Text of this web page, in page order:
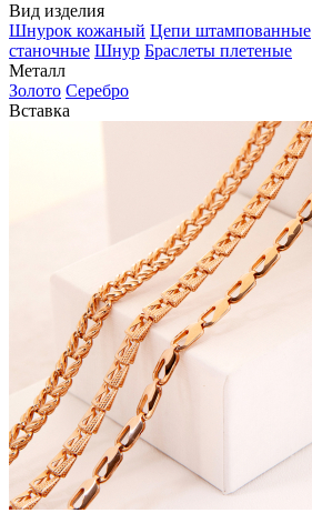
Вид изделия
Шнурок кожаный Цепи штампованные
станочные Шнур Браслеты плетеные
Металл
Золото Серебро
Вставка